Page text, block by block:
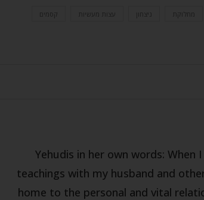
מחלוקת ניצחון עצות מעשיות קסמים
Yehudis in her own words: When
teachings with my husband and
home to the personal and vital